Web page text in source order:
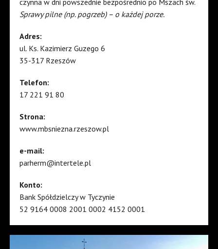
Sprawy pilne (np. pogrzeb) – o każdej porze.
Adres:
ul. Ks. Kazimierz Guzego 6
35-317 Rzeszów
Telefon:
17 221 91 80
Strona:
www.mbsniezna.rzeszow.pl
e-mail:
parherm@intertele.pl
Konto:
Bank Spółdzielczy w Tyczynie
52 9164 0008 2001 0002 4152 0001